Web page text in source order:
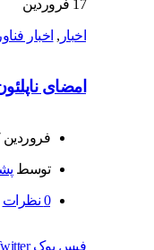
17 فروردین
اخبار , اخبار
امضای ناپلئون
فروردین 17, 1401
توسط
0 نظرات
فیس بوک